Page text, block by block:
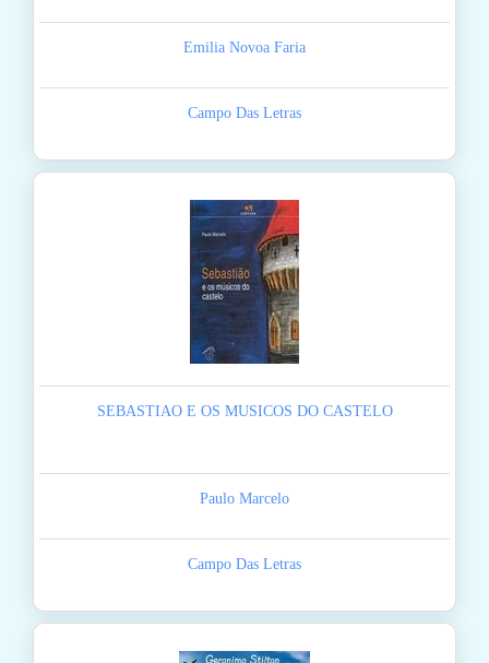
Emilia Novoa Faria
Campo Das Letras
SEBASTIAO E OS MUSICOS DO CASTELO
Paulo Marcelo
Campo Das Letras